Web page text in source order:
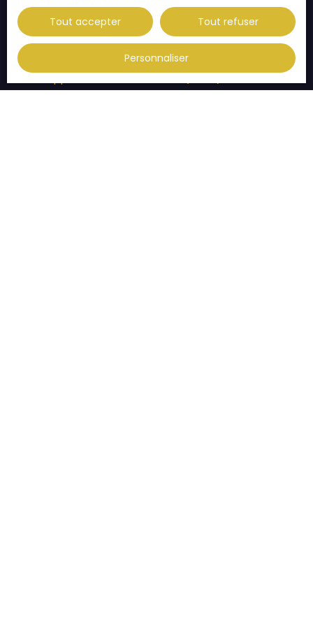
Vente appartement Illkirch-Graffenstaden (67400)
Vente appartement Thann (68800)
Vente appartement Habsheim (68440)
Tout accepter Tout refuser
Personnaliser